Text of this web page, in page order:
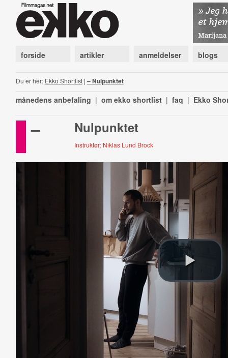
forside artikler anmeldelser blogs
Du er her: Ekko Shortlist| – Nulpunktet
månedens anbefaling | om ekko shortlist | faq | Ekko
– Nulpunktet
Instruktør: Niklas Lund Brock